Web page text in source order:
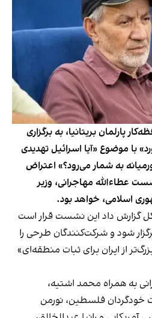
پارلمان بریتانیا، به برگزاری
با موضوع «آیا اسرائیل تهدیدی
به شمار می‌رود؟» اعتراض
عطاءالله مهاجرانی، وزیر
اسلامی، خواهد بود.
گزارش داد این نشست قرار است
۲۱ آبان برگزار شود و شرکت‌کنندگان طرحی را
از ایران برای ثبات منطقه‌ای»
به همراه محمد اشتیه،
فلسطین، نورمن